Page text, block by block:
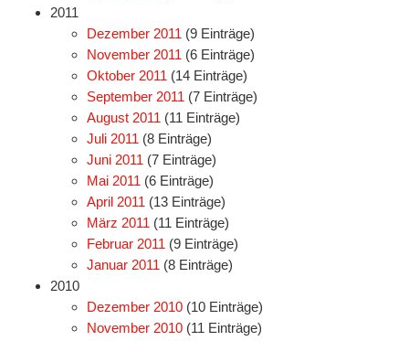
2011
Dezember 2011 (9 Einträge)
November 2011 (6 Einträge)
Oktober 2011 (14 Einträge)
September 2011 (7 Einträge)
August 2011 (11 Einträge)
Juli 2011 (8 Einträge)
Juni 2011 (7 Einträge)
Mai 2011 (6 Einträge)
April 2011 (13 Einträge)
März 2011 (11 Einträge)
Februar 2011 (9 Einträge)
Januar 2011 (8 Einträge)
2010
Dezember 2010 (10 Einträge)
November 2010 (11 Einträge)